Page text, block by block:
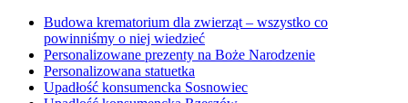
Budowa krematorium dla zwierząt – wszystko co
powinniśmy o niej wiedzieć
Personalizowane prezenty na Boże Narodzenie
Personalizowana statuetka
Upadłość konsumencka Sosnowiec